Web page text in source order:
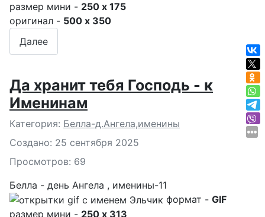
размер мини - 250 x 175
оригинал - 500 x 350
Далее
Да хранит тебя Господь - к
Именинам
Подробности
Категория: Белла-д.Ангела,именины
Создано: 25 сентября 2025
Просмотров: 69
Белла - день Ангела , именины-11
формат - GIF
размер мини - 250 x 313